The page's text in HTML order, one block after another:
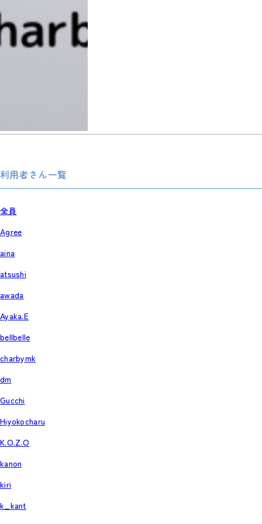
利用者さん一覧
全員
Agree
aina
atsushi
awada
Ayaka.E
bellbelle
charbymk
dm
Gucchi
Hiyokocharu
K.O.Z.O
kanon
kiri
k_kant